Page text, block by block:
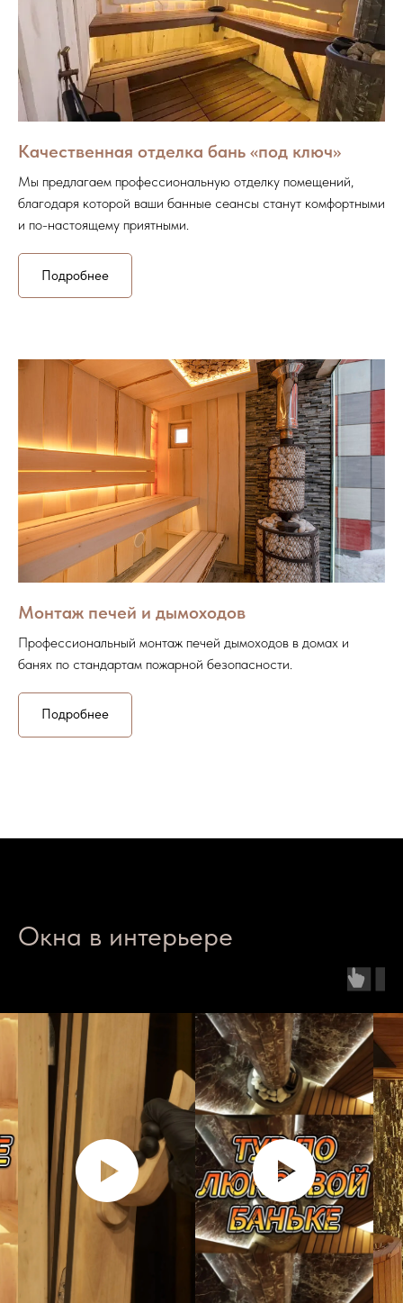
Качественная отделка бань «под ключ»
Мы предлагаем профессиональную отделку помещений,
благодаря которой ваши банные сеансы станут комфортными
и по-настоящему приятными.
Подробнее
Монтаж печей и дымоходов
Профессиональный монтаж печей дымоходов в домах и
банях по стандартам пожарной безопасности.
Подробнее
Окна в интерьере